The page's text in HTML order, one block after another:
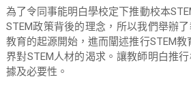
為了令同事能明白學校定下推動校本
STEM政策背後的理念，所以我們舉辦
教育的起源開始，進而闡述推行STEM
界對STEM人材的渴求。讓教師明白推
據及必要性。